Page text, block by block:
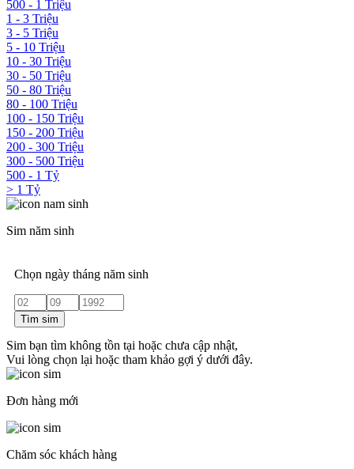
500 - 1 Triệu
1 - 3 Triệu
3 - 5 Triệu
5 - 10 Triệu
10 - 30 Triệu
30 - 50 Triệu
50 - 80 Triệu
80 - 100 Triệu
100 - 150 Triệu
150 - 200 Triệu
200 - 300 Triệu
300 - 500 Triệu
500 - 1 Tỷ
> 1 Tỷ
Sim năm sinh
Chọn ngày tháng năm sinh
Tìm sim
Sim bạn tìm không tồn tại hoặc chưa cập nhật,
Vui lòng chọn lại hoặc tham khảo gợi ý dưới đây.
Đơn hàng mới
Chăm sóc khách hàng